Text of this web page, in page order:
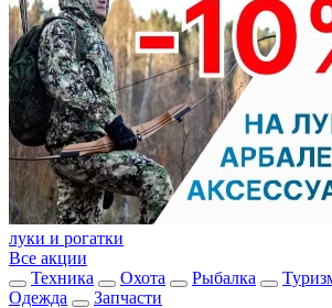
луки и рогатки
Все акции
Техника
Охота Рыбалка
Одежда
Запчасти